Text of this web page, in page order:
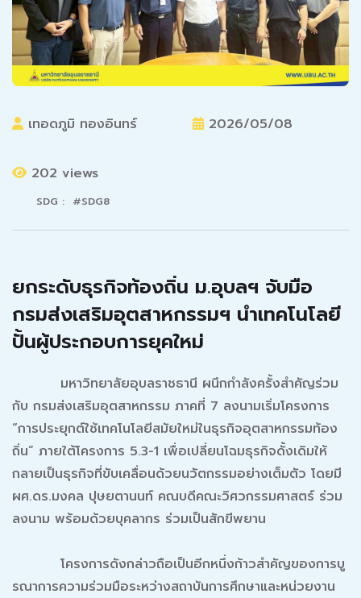
เทอดภูมิ ทองอินทร์ 2026/05/08
202 views
SDG : #SDG8
ยกระดับธุรกิจท้องถิ่น ม.อุบลฯ จับมือ
กรมส่งเสริมอุตสาหกรรมฯ นำเทคโนโลยี
ปั้นผู้ประกอบการยุคใหม่
มหาวิทยาลัยอุบลราชธานี ผนึกกำลังครั้งสำคัญร่วม
กับ กรมส่งเสริมอุตสาหกรรม ภาคที่ 7 ลงนามเริ่มโครงการ
“การประยุกต์ใช้เทคโนโลยีสมัยใหม่ในธุรกิจอุตสาหกรรมท้อง
ถิ่น” ภายใต้โครงการ 5.3-1 เพื่อเปลี่ยนโฉมธุรกิจดั้งเดิมให้
กลายเป็นธุรกิจที่ขับเคลื่อนด้วยนวัตกรรมอย่างเต็มตัว โดยมี
ผศ.ดร.มงคล ปุษยตานนท์ คณบดีคณะวิศวกรรมศาสตร์ ร่วม
ลงนาม พร้อมด้วยบุคลากร ร่วมเป็นสักขีพยาน
โครงการดังกล่าวถือเป็นอีกหนึ่งก้าวสำคัญของการบู
รณาการความร่วมมือระหว่างสถาบันการศึกษาและหน่วยงาน